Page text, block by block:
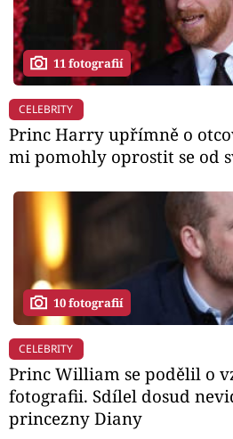
11 fotografií
CELEBRITY
Princ Harry upřímně o
mi pomohly oprostit se od
10 fotografií
CELEBRITY
Princ William se podělil o
fotografii. Sdílel dosud
princezny Diany